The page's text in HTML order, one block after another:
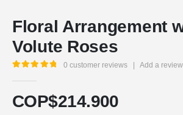
Floral Arrangement
Volute Roses
0 customer reviews Add a review
COP$214.900